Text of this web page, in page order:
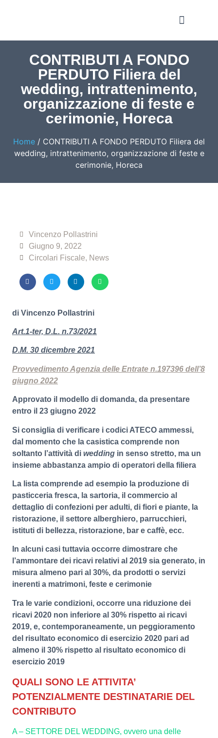
CONTRIBUTI A FONDO
PERDUTO Filiera del
wedding, intrattenimento,
organizzazione di feste e
cerimonie, Horeca
Home / CONTRIBUTI A FONDO PERDUTO Filiera del
wedding, intrattenimento, organizzazione di feste e
cerimonie, Horeca
Vincenzo Pollastrini
Giugno 9, 2022
Circolari Fiscale, News
di Vincenzo Pollastrini
Art.1-ter, D.L. n.73/2021
D.M. 30 dicembre 2021
Provvedimento Agenzia delle Entrate n.197396 dell’8
giugno 2022
Approvato il modello di domanda, da presentare
entro il 23 giugno 2022
Si consiglia di verificare i codici ATECO ammessi,
dal momento che la casistica comprende non
soltanto l’attività di wedding in senso stretto, ma un
insieme abbastanza ampio di operatori della filiera
La lista comprende ad esempio la produzione di
pasticceria fresca, la sartoria, il commercio al
dettaglio di confezioni per adulti, di fiori e piante, la
ristorazione, il settore alberghiero, parrucchieri,
istituti di bellezza, ristorazione, bar e caffè, ecc.
In alcuni casi tuttavia occorre dimostrare che
l’ammontare dei ricavi relativi al 2019 sia generato, in
misura almeno pari al 30%, da prodotti o servizi
inerenti a matrimoni, feste e cerimonie
Tra le varie condizioni, occorre una riduzione dei
ricavi 2020 non inferiore al 30% rispetto ai ricavi
2019, e, contemporaneamente, un peggioramento
del risultato economico di esercizio 2020 pari ad
almeno il 30% rispetto al risultato economico di
esercizio 2019
QUALI SONO LE ATTIVITA’
POTENZIALMENTE DESTINATARIE DEL
CONTRIBUTO
A – SETTORE DEL WEDDING, ovvero una delle